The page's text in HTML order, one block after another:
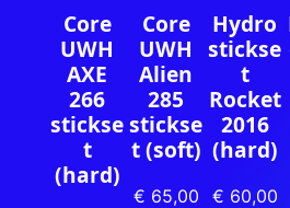
Core
UWH
AXE
266
stickse
t
(hard)
Core
UWH
Alien
285
stickse
t (soft)
€ 65,00
Hydro
stickse
t
Rocket
2016
(hard)
€ 60,00